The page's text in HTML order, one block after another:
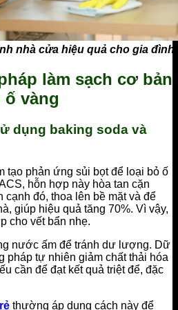
nhà cửa hiệu quả cho gia đình
làm sạch cơ bản
ố vàng
dụng baking soda và
tạo phản ứng sủi bọt để loại bỏ ố
hỗn hợp này hòa tan cặn
cạnh đó, thoa lên bề mặt và để
giúp hiệu quả tăng 70%. Vì vậy,
cho vết bẩn nhẹ.
nước ấm để tránh dư lượng. Dữ
pháp tự nhiên giảm chất thải hóa
cần để đạt kết quả triệt để, đặc
thường áp dụng cách này để